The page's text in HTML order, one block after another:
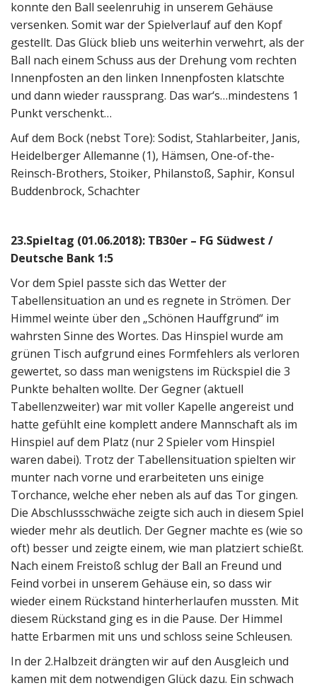
konnte den Ball seelenruhig in unserem Gehäuse
versenken. Somit war der Spielverlauf auf den Kopf
gestellt. Das Glück blieb uns weiterhin verwehrt, als der
Ball nach einem Schuss aus der Drehung vom rechten
Innenpfosten an den linken Innenpfosten klatschte
und dann wieder raussprang. Das war‘s…mindestens 1
Punkt verschenkt…
Auf dem Bock (nebst Tore): Sodist, Stahlarbeiter, Janis,
Heidelberger Allemanne (1), Hämsen, One-of-the-
Reinsch-Brothers, Stoiker, Philanstoß, Saphir, Konsul
Buddenbrock, Schachter
23.Spieltag (01.06.2018): TB30er – FG Südwest /
Deutsche Bank 1:5
Vor dem Spiel passte sich das Wetter der
Tabellensituation an und es regnete in Strömen. Der
Himmel weinte über den „Schönen Hauffgrund“ im
wahrsten Sinne des Wortes. Das Hinspiel wurde am
grünen Tisch aufgrund eines Formfehlers als verloren
gewertet, so dass man wenigstens im Rückspiel die 3
Punkte behalten wollte. Der Gegner (aktuell
Tabellenzweiter) war mit voller Kapelle angereist und
hatte gefühlt eine komplett andere Mannschaft als im
Hinspiel auf dem Platz (nur 2 Spieler vom Hinspiel
waren dabei). Trotz der Tabellensituation spielten wir
munter nach vorne und erarbeiteten uns einige
Torchance, welche eher neben als auf das Tor gingen.
Die Abschlussschwäche zeigte sich auch in diesem Spiel
wieder mehr als deutlich. Der Gegner machte es (wie so
oft) besser und zeigte einem, wie man platziert schießt.
Nach einem Freistoß schlug der Ball an Freund und
Feind vorbei in unserem Gehäuse ein, so dass wir
wieder einem Rückstand hinterherlaufen mussten. Mit
diesem Rückstand ging es in die Pause. Der Himmel
hatte Erbarmen mit uns und schloss seine Schleusen.
In der 2.Halbzeit drängten wir auf den Ausgleich und
kamen mit dem notwendigen Glück dazu. Ein schwach